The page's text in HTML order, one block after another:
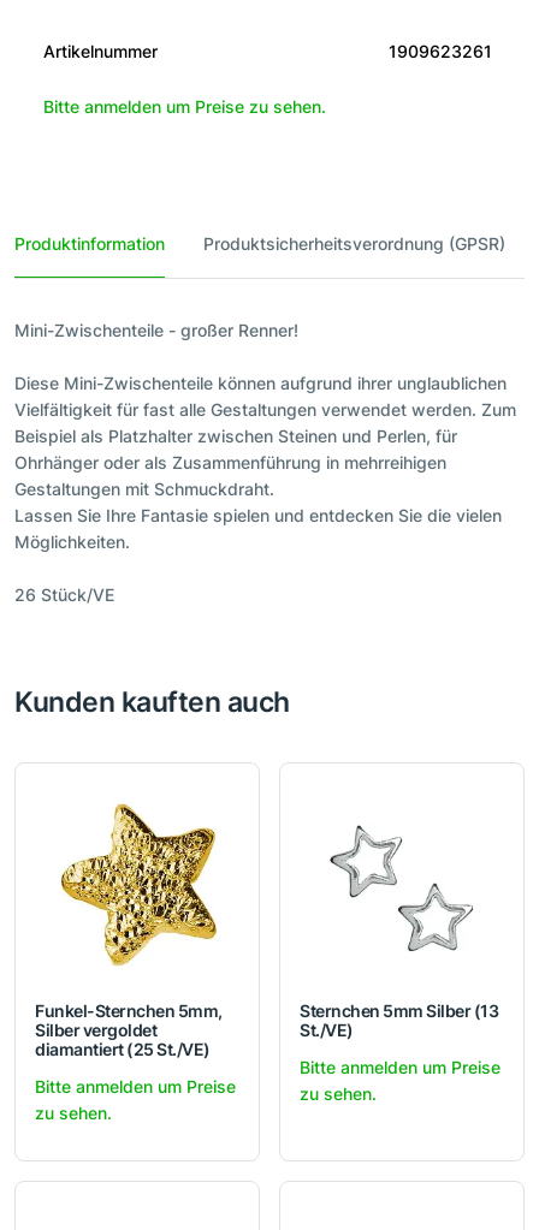
Artikelnummer 1909623261
Bitte anmelden um Preise zu sehen.
Produktinformation Produktsicherheitsverordnung (GPSR)
Mini-Zwischenteile - großer Renner!
Diese Mini-Zwischenteile können aufgrund ihrer unglaublichen
Vielfältigkeit für fast alle Gestaltungen verwendet werden. Zum
Beispiel als Platzhalter zwischen Steinen und Perlen, für
Ohrhänger oder als Zusammenführung in mehrreihigen
Gestaltungen mit Schmuckdraht.
Lassen Sie Ihre Fantasie spielen und entdecken Sie die vielen
Möglichkeiten.
26 Stück/VE
Kunden kauften auch
Funkel-Sternchen 5mm,
Silber vergoldet
diamantiert (25 St./VE)
Bitte anmelden um Preise
zu sehen.
Sternchen 5mm Silber (13
St./VE)
Bitte anmelden um Preise
zu sehen.